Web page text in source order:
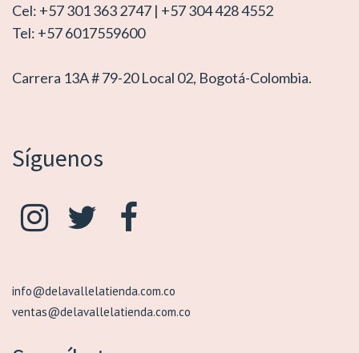
Cel: +57 301 363 2747 | +57 304 428 4552
Tel: +57 6017559600
Carrera 13A # 79-20 Local 02, Bogotá-Colombia.
Síguenos
info@delavallelatienda.com.co
ventas@delavallelatienda.com.co